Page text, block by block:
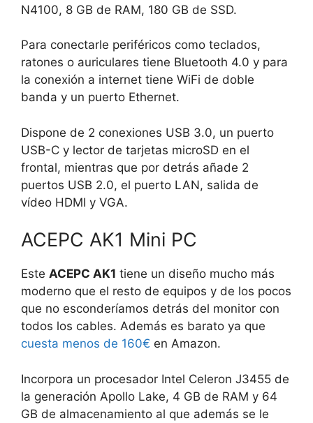
N4100, 8 GB de RAM, 180 GB de SSD.
Para conectarle periféricos como teclados,
ratones o auriculares tiene Bluetooth 4.0 y para
la conexión a internet tiene WiFi de doble
banda y un puerto Ethernet.
Dispone de 2 conexiones USB 3.0, un puerto
USB-C y lector de tarjetas microSD en el
frontal, mientras que por detrás añade 2
puertos USB 2.0, el puerto LAN, salida de
vídeo HDMI y VGA.
ACEPC AK1 Mini PC
Este ACEPC AK1 tiene un diseño mucho más
moderno que el resto de equipos y de los pocos
que no esconderíamos detrás del monitor con
todos los cables. Además es barato ya que
cuesta menos de 160€ en Amazon.
Incorpora un procesador Intel Celeron J3455 de
la generación Apollo Lake, 4 GB de RAM y 64
GB de almacenamiento al que además se le